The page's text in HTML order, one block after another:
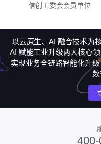
信创工委会会员单位
以云原生、AI 融合技术为
AI 赋能工业升级两大核心
实现业务全链路智能化升
数